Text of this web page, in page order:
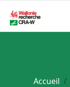
Accueil